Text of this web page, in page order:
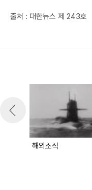
출처 : 대한뉴스 제 243호
해외소식